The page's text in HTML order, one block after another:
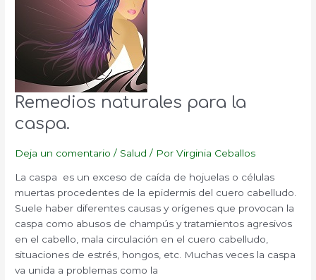
Remedios naturales para la
caspa.
Deja un comentario / Salud / PorVirginia Ceballos
La caspa es un exceso de caída de hojuelas o células
muertas procedentes de la epidermis del cuero cabelludo.
Suele haber diferentes causas y orígenes que provocan la
caspa como abusos de champús y tratamientos agresivos
en el cabello, mala circulación en el cuero cabelludo,
situaciones de estrés, hongos, etc. Muchas veces la caspa
va unida a problemas como la